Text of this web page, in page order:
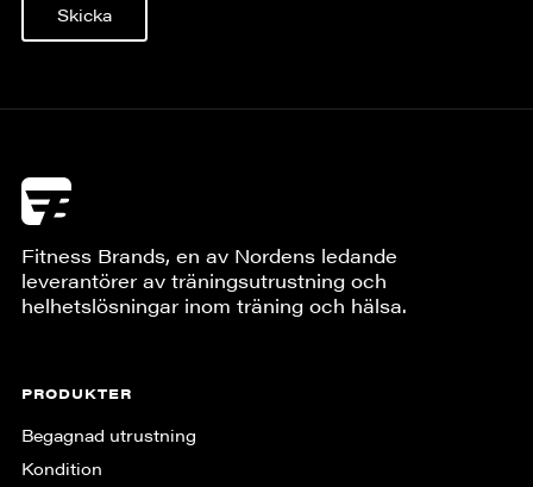
Skicka
Fitness Brands, en av Nordens ledande
leverantörer av träningsutrustning och
helhetslösningar inom träning och hälsa.
PRODUKTER
Begagnad utrustning
Kondition